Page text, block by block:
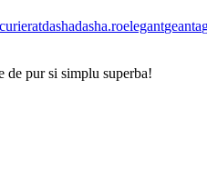
curieratdashadasha.roelegantgeanta
de pur si simplu superba!